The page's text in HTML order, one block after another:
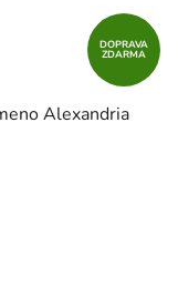
DOPRAVA
ZDARMA
Alexandria